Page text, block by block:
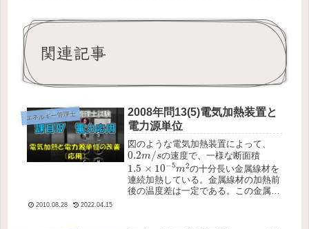
関連記事
エネルギー管理士
2008年問13(5)電気加熱装置と
電力源単位
図のような電気加熱装置によって、
0.2m /s
0.2m/s の速度で、一様な断面積
1.5 × 10−5m2
1.5×10−5m2
の十分長い金属線材を
連続加熱している。金属線材の加熱前
後の温度差は一定である。この金属線
2010.08.28 2022.04.15